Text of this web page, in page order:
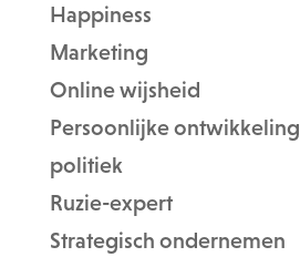
Happiness
Marketing
Online wijsheid
Persoonlijke ontwikkeling
politiek
Ruzie-expert
Strategisch ondernemen